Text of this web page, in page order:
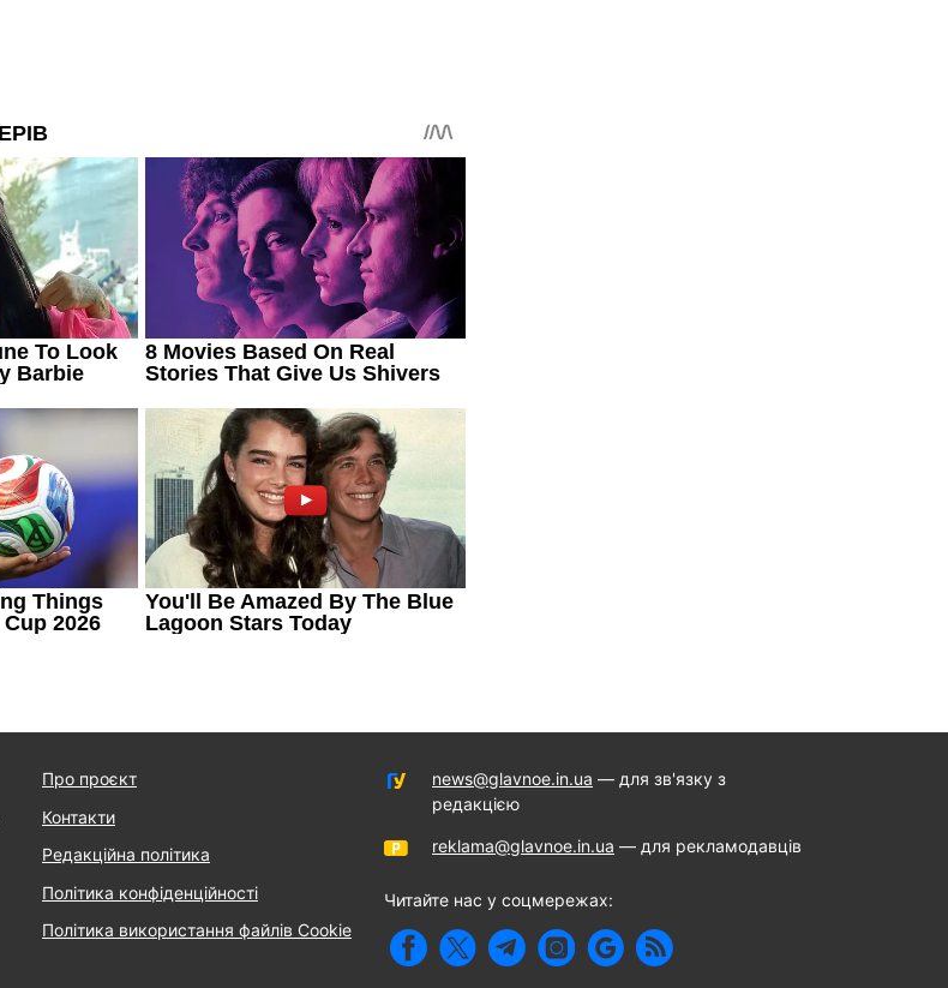
Про проєкт
Контакти
Редакційна політика
Політика конфіденційності
Політика використання файлів Cookie
news@glavnoe.in.ua — для зв'язку з
редакцією
reklama@glavnoe.in.ua — для рекламодавців
Читайте нас у соцмережах: